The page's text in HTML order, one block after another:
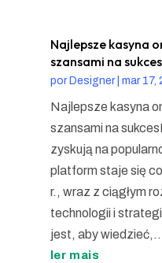
Najlepsze kasyna
szansami na sukces
por Designer| mar 17,
Najlepsze kasyna
szansami na
zyskują na
platform staje się
r., wraz z ciągłym
technologii i
jest, aby
ler mais